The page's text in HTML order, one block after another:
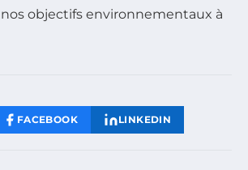
nos objectifs environnementaux à
FACEBOOK LINKEDIN